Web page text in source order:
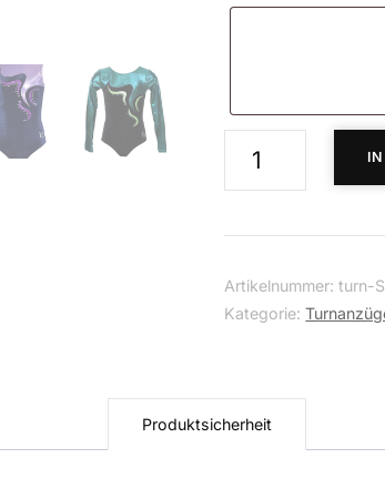
Susanka
Artikelnummer:turn-
Kategorie:
Produktsicherheit